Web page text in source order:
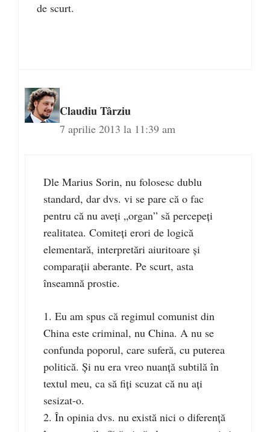
de scurt.
Claudiu Târziu
7 aprilie 2013 la 11:39 am
Dle Marius Sorin, nu folosesc dublu
standard, dar dvs. vi se pare că o fac
pentru că nu aveţi „organ” să percepeţi
realitatea. Comiteţi erori de logică
elementară, interpretări aiuritoare şi
comparaţii aberante. Pe scurt, asta
înseamnă prostie.
1. Eu am spus că regimul comunist din
China este criminal, nu China. A nu se
confunda poporul, care suferă, cu puterea
politică. Şi nu era vreo nuanţă subtilă în
textul meu, ca să fiţi scuzat că nu aţi
sesizat-o.
2. În opinia dvs. nu există nici o diferenţă